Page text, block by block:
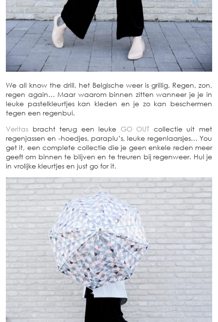
We all know the drill, het Belgische weer is grillig. Regen, zon,
regen again… Maar waarom binnen zitten wanneer je je in
leuke pastelkleurtjes kan kleden en je zo kan beschermen
tegen een regenbui.
Veritas bracht terug een leuke GO OUT collectie uit met
regenjassen en -hoedjes, paraplu’s, leuke regenlaarsjes… You
get it, een complete collectie die je geen enkele reden meer
geeft om binnen te blijven en te treuren bij regenweer. Hul je
in vrolijke kleurtjes en just go for it.